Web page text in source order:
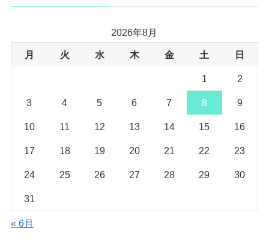
2026年8月
月 火 水 木 金 土 日
1 2
3 4 5 6 7 8 9
10 11 12 13 14 15 16
17 18 19 20 21 22 23
24 25 26 27 28 29 30
31
« 6月